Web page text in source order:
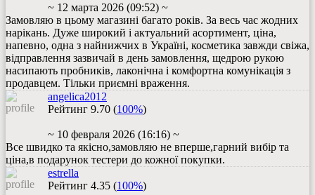
~ 12 марта 2026 (09:52) ~
Замовляю в цьому магазині багато років. За весь час жодних
нарікань. Дуже широкий і актуальний асортимент, ціна,
напевно, одна з найнижчих в Україні, косметика завжди свіжа,
відправлення зазвичай в день замовлення, щедрою рукою
насипають пробників, лаконічна і комфортна комунікація з
продавцем. Тільки приємні враження.
angelica2012
Рейтинг 9.70 (100%)
~ 10 февраля 2026 (16:16) ~
Все швидко та якісно,замовляю не вперше,гарний вибір та
ціна,в подарунок тестери до кожної покупки.
estrella
Рейтинг 4.35 (100%)